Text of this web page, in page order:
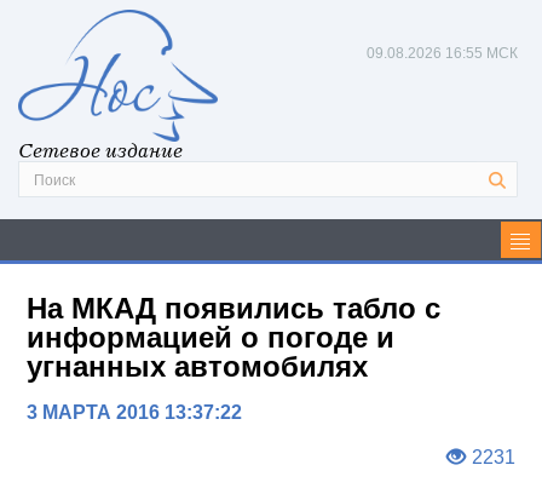
Сетевое издание
09.08.2026 16:55 МСК
На МКАД появились табло с
информацией о погоде и
угнанных автомобилях
3 МАРТА 2016 13:37:22
2231